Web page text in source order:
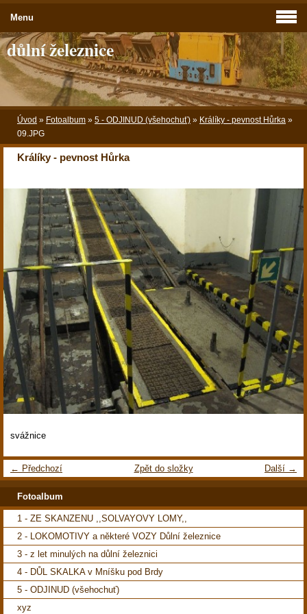
důlní železnice
Úvod » Fotoalbum » 5 - ODJINUD (všehochuť) » Králíky - pevnost Hůrka »
09.JPG
Králíky - pevnost Hůrka
svážnice
← Předchozí Další →
Zpět do složky
Menu
Fotoalbum
1 - ZE SKANZENU ,,SOLVAYOVY LOMY,,
2 - LOKOMOTIVY a některé VOZY Důlní železnice
3 - z let minulých na důlní železnici
4 - DŮL SKALKA v Mníšku pod Brdy
5 - ODJINUD (všehochuť)
xyz